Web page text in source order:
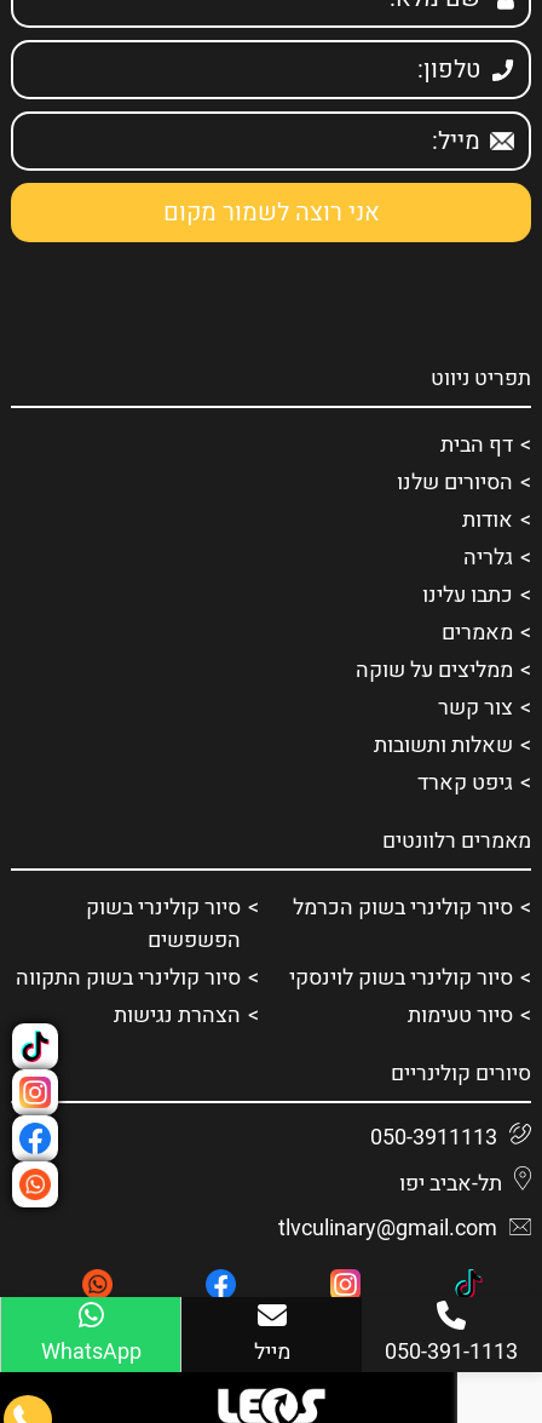
תפריט ניווט
דף הבית
הסיורים שלנו
אודות
גלריה
כתבו עלינו
מאמרים
ממליצים על שוקה
צור קשר
שאלות ותשובות
גיפט קארד
מאמרים רלוונטים
סיור קולינרי בשוק הכרמל
סיור קולינרי בשוק
הפשפשים
סיור קולינרי בשוק לוינסקי
סיור קולינרי בשוק התקווה
סיור טעימות
הצהרת נגישות
סיורים קולינריים
050-3911113
תל-אביב יפו
tlvculinary@gmail.com
050-391-1113 מייל WhatsApp